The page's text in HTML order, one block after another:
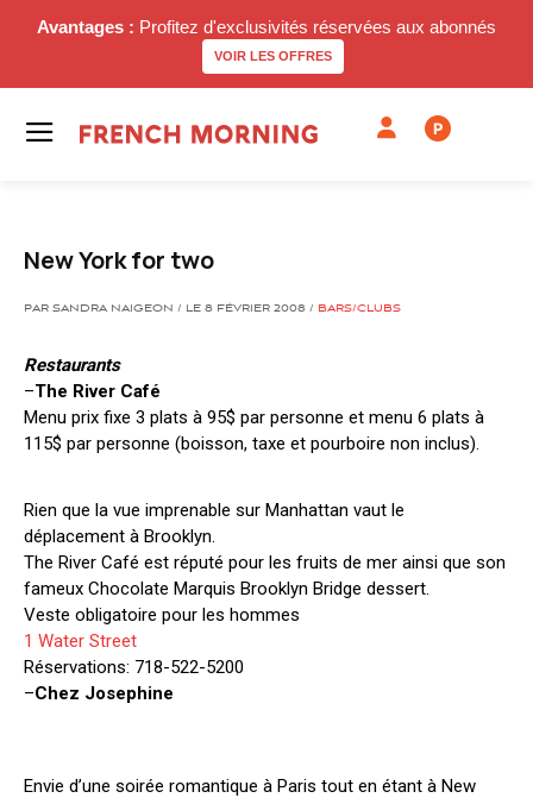
Avantages : Profitez d'exclusivités réservées aux abonnés
VOIR LES OFFRES
P
New York for two
PAR SANDRA NAIGEON / LE 8 FÉVRIER 2008 / BARS/CLUBS
Restaurants
–The River Café
Menu prix fixe 3 plats à 95$ par personne et menu 6 plats à
115$ par personne (boisson, taxe et pourboire non inclus).
Rien que la vue imprenable sur Manhattan vaut le
déplacement à Brooklyn.
The River Café est réputé pour les fruits de mer ainsi que son
fameux Chocolate Marquis Brooklyn Bridge dessert.
Veste obligatoire pour les hommes
1 Water Street
Réservations: 718-522-5200
–Chez Josephine
Envie d’une soirée romantique à Paris tout en étant à New